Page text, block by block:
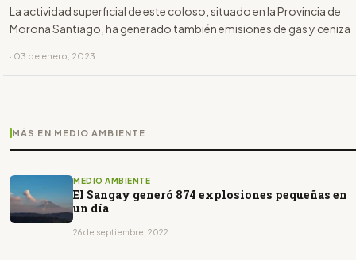
La actividad superficial de este coloso, situado en la Provincia de
Morona Santiago, ha generado también emisiones de gas y ceniza
· 03 de enero, 2023
MÁS EN MEDIO AMBIENTE
MEDIO AMBIENTE
El Sangay generó 874 explosiones pequeñas en
un día
26 de septiembre, 2022